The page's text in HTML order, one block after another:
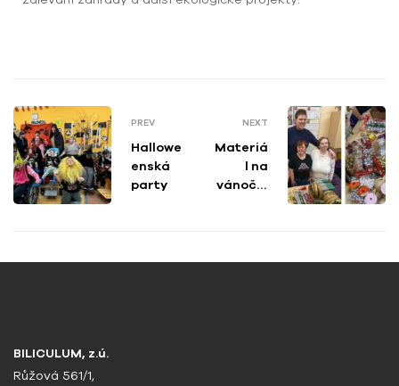
PREV
Hallowe
enská
party
NEXT
Materiá
l na
vánoční
BILICULUM, z.ú.
Růžová 561/1,